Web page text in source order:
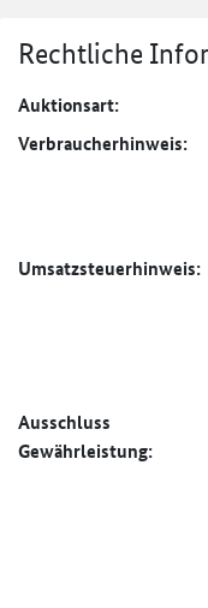
Rechtliche
Auktionsart:
Verbraucher­hinweis:
Umsatzsteuer­hinweis:
Ausschluss
Gewährleistung: